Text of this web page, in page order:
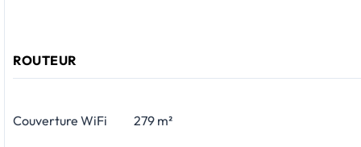
ROUTEUR
Couverture WiFi 279 m²